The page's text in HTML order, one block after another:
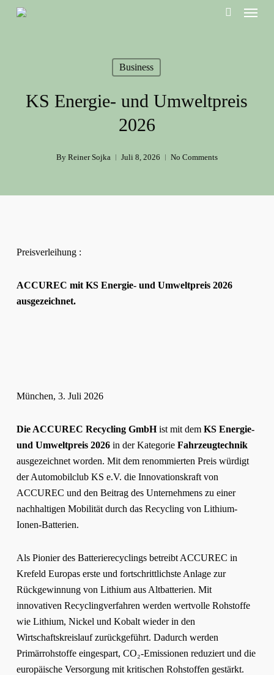
Skip
Business
KS Energie- und Umweltpreis
2026
By Reiner Sojka Juli 8, 2026 No Comments
Preisverleihung :
ACCUREC mit KS Energie- und Umweltpreis 2026
ausgezeichnet.
München, 3. Juli 2026
Die ACCUREC Recycling GmbHist mit dem KS Energie-
und Umweltpreis 2026in der Kategorie Fahrzeugtechnik
ausgezeichnet worden. Mit dem renommierten Preis würdigt
der Automobilclub KS e.V. die Innovationskraft von
ACCUREC und den Beitrag des Unternehmens zu einer
nachhaltigen Mobilität durch das Recycling von Lithium-
Ionen-Batterien.
Als Pionier des Batterierecyclings betreibt ACCUREC in
Krefeld Europas erste und fortschrittlichste Anlage zur
Rückgewinnung von Lithium aus Altbatterien. Mit
innovativen Recyclingverfahren werden wertvolle Rohstoffe
wie Lithium, Nickel und Kobalt wieder in den
Wirtschaftskreislauf zurückgeführt. Dadurch werden
Primärrohstoffe eingespart, CO₂-Emissionen reduziert und die
europäische Versorgung mit kritischen Rohstoffen gestärkt.